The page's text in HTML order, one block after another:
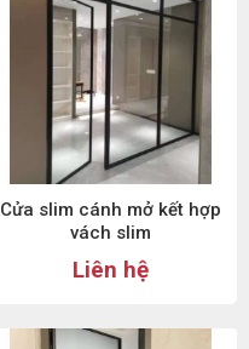
Cửa slim cánh mở kết hợp
vách slim
Liên hệ